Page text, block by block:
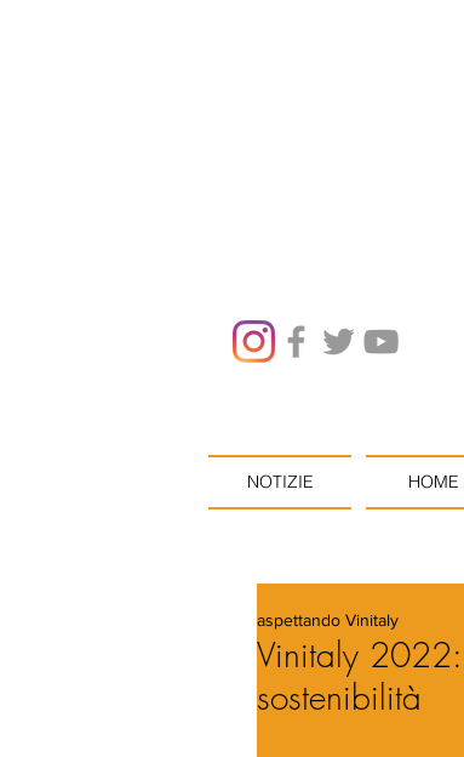
NOTIZIE HOME
Vinitaly 2022:
sostenibilità
aspettando Vinitaly